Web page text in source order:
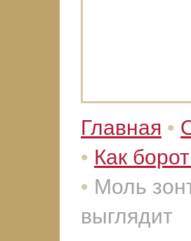
Главная •
• Как
• Моль
выглядит